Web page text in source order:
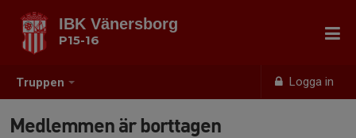
Truppen Logga in
IBK Vänersborg
P15-16
Medlemmen är borttagen